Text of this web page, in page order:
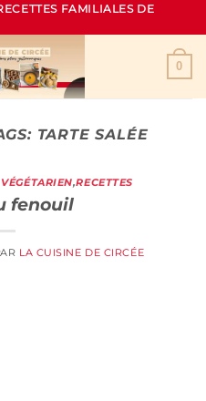
FAMILIALES DE
0
TARTE SALÉE
,RECETTES
fenouil
LA CUISINE DE CIRCÉE